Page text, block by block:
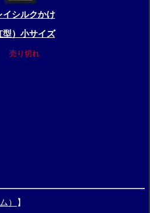
イシルクかけ
型）小サイズ
売り切れ
） 】